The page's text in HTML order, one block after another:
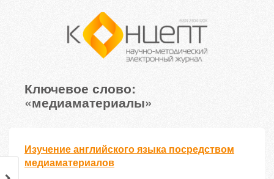
Ключевое слово:
«медиаматериалы»
Изучение английского языка посредством
медиаматериалов